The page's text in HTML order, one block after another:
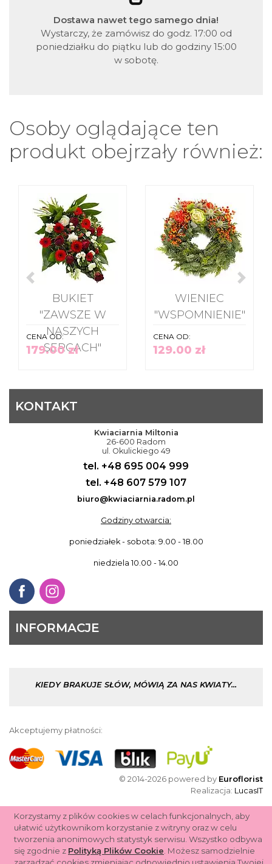
Dostawa nawet tego samego dnia!
Wystarczy, że zamówisz do godz. 17:00 od
poniedziałku do piątku lub do godziny 15:00
w sobotę.
Osoby oglądające ten
produkt obejrzały również:
BUKIET
"ZAWSZE W
NASZYCH
SERCACH"
CENA OD:
179.00 zł
WIENIEC
"WSPOMNIENIE"
CENA OD:
129.00 zł
INFORMACJE
KONTAKT
Kwiaciarnia Miltonia
26-600 Radom
ul. Okulickiego 49
tel. +48 695 004 999
tel. +48 607 579 107
biuro@kwiaciarnia.radom.pl
Godziny otwarcia:
poniedziałek - sobota: 9.00 - 18.00
niedziela 10.00 - 14.00
KIEDY BRAKUJE SŁÓW, MÓWIĄ ZA NAS KWIATY...
Akceptujemy płatności:
© 2014-2026 powered by Euroflorist
Realizacja: LucasIT
Korzystamy z plików cookies w celach funkcjonalnych, aby
ułatwić użytkownikom korzystanie z witryny oraz w celu
tworzenia anonimowych statystyk serwisu. Wszystko odbywa
się zgodnie z Polityką Plików Cookie . Możesz samodzielnie